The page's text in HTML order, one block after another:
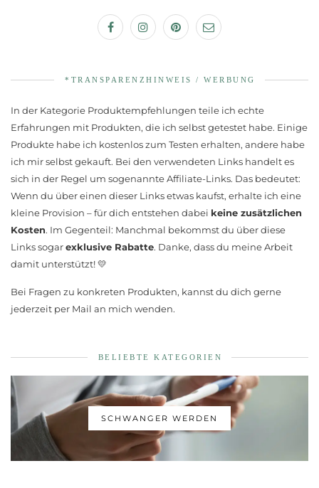
*TRANSPARENZHINWEIS / WERBUNG
In der Kategorie Produktempfehlungen teile ich echte
Erfahrungen mit Produkten, die ich selbst getestet habe. Einige
Produkte habe ich kostenlos zum Testen erhalten, andere habe
ich mir selbst gekauft. Bei den verwendeten Links handelt es
sich in der Regel um sogenannte Affiliate-Links. Das bedeutet:
Wenn du über einen dieser Links etwas kaufst, erhalte ich eine
kleine Provision – für dich entstehen dabei keine zusätzlichen
Kosten. Im Gegenteil: Manchmal bekommst du über diese
Links sogarexklusive Rabatte. Danke, dass du meine Arbeit
damit unterstützt! 💛
Bei Fragen zu konkreten Produkten, kannst du dich gerne
jederzeit per Mail an mich wenden.
BELIEBTE KATEGORIEN
SCHWANGER WERDEN